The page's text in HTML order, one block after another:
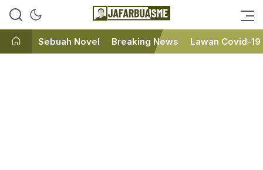
JafarBua
Ini bukan Media Online, Ini
Sebuah Novel Breaking News Lawan Covid-19